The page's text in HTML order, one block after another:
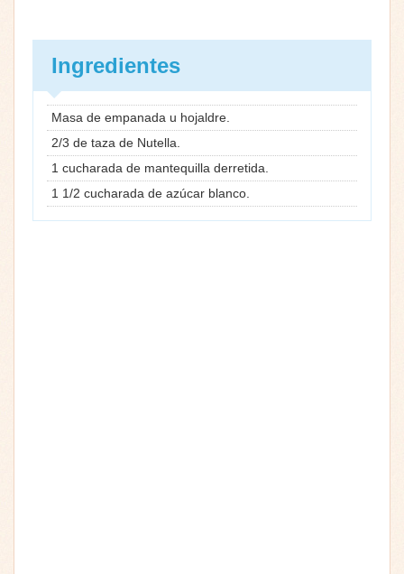
Ingredientes
Masa de empanada u hojaldre.
2/3 de taza de Nutella.
1 cucharada de mantequilla derretida.
1 1/2 cucharada de azúcar blanco.